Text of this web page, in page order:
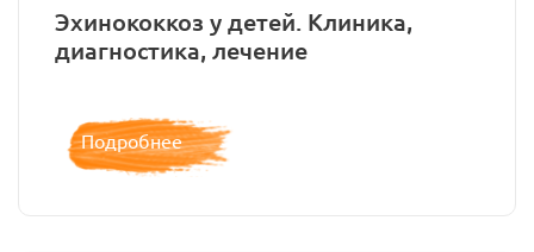
Эхинококкоз у детей. Клиника,
диагностика, лечение
Подробнее